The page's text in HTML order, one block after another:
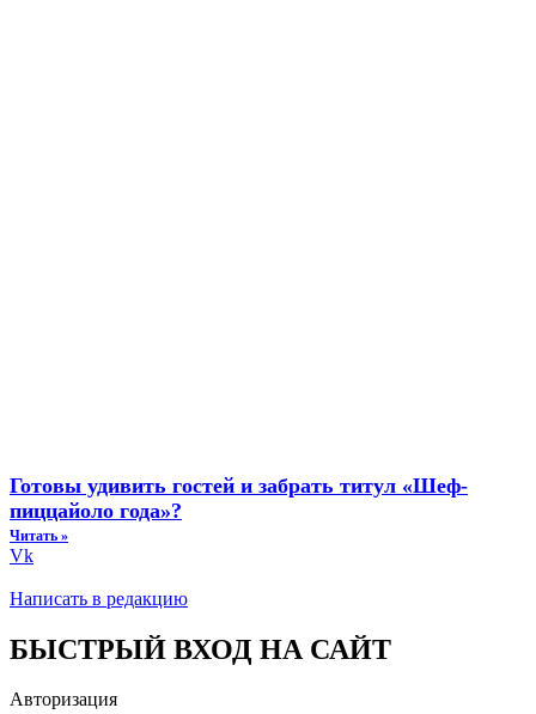
Готовы удивить гостей и забрать титул «Шеф-
пиццайоло года»?
Читать »
Vk
Написать в редакцию
БЫСТРЫЙ ВХОД НА САЙТ
Авторизация